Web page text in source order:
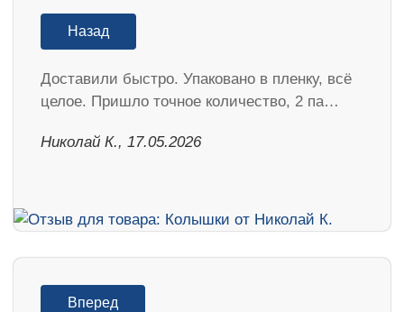
Назад
Доставили быстро. Упаковано в пленку, всё
целое. Пришло точное количество, 2 па…
Николай К., 17.05.2026
Вперед